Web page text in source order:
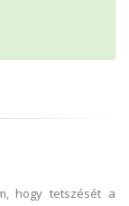
hogy tetszését a